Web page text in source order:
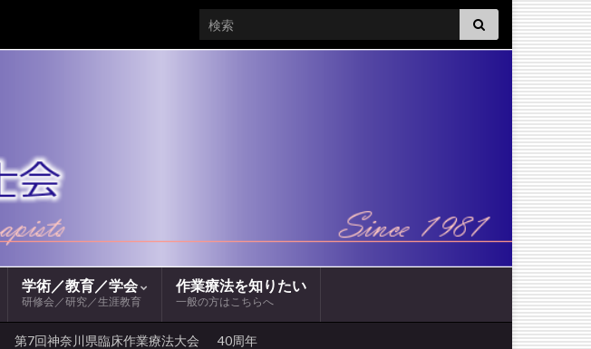
Search for:
学術／教育／学会
研修会／研究／生涯教育
作業療法を知りたい
一般の方はこちらへ
第7回神奈川県臨床作業療法大会 40周年